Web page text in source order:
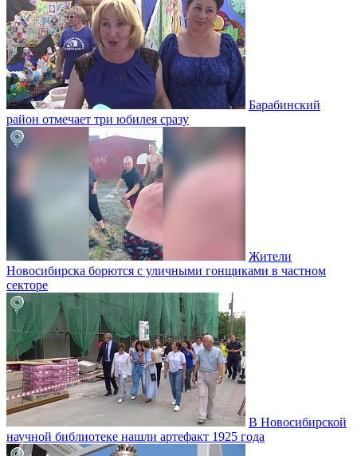
Барабинский
район отмечает три юбилея сразу
Жители
Новосибирска борются с уличными гонщиками в частном
секторе
В Новосибирской
научной библиотеке нашли артефакт 1925 года